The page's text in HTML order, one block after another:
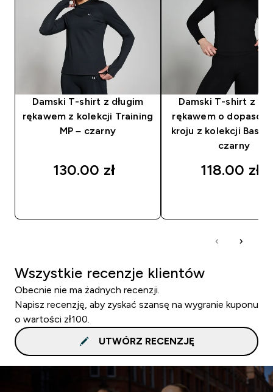
Damski T-shirt z długim
rękawem z kolekcji Training
MP – czarny
130.00 zł‎
Damski T-shirt z
rękawem o
kroju z kolekcji Basics
czarny
118.00 zł‎
Wszystkie recenzje klientów
Obecnie nie ma żadnych recenzji.
Napisz recenzję, aby zyskać szansę na wygranie kuponu
o wartości zł100.
UTWÓRZ RECENZJĘ